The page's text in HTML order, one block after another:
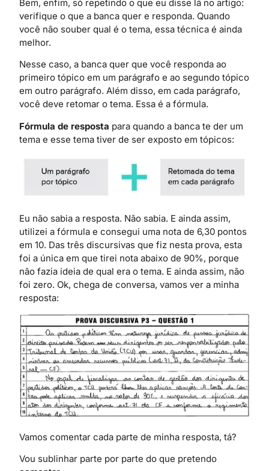
Bem, enfim, só repetindo o que eu disse lá no artigo:
verifique o que a banca quer e responda. Quando
você não souber qual é o tema, essa técnica é ainda
melhor.
Nesse caso, a banca quer que você responda ao
primeiro tópico em um parágrafo e ao segundo tópico
em outro parágrafo. Além disso, em cada parágrafo,
você deve retomar o tema. Essa é a fórmula.
Fórmula de resposta para quando a banca te der um
tema e esse tema tiver de ser exposto em tópicos:
Eu não sabia a resposta. Não sabia. E ainda assim,
utilizei a fórmula e consegui uma nota de 6,30 pontos
em 10. Das três discursivas que fiz nesta prova, esta
foi a única em que tirei nota abaixo de 90%, porque
não fazia ideia de qual era o tema. E ainda assim, não
foi zero. Ok, chega de conversa, vamos ver a minha
resposta:
Vamos comentar cada parte de minha resposta, tá?
Vou sublinhar parte por parte do que pretendo